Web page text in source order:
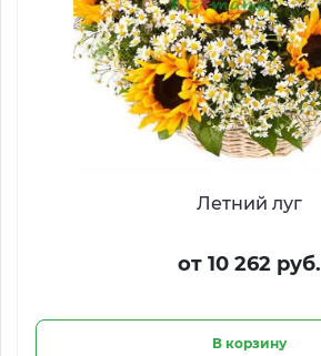
Летний луг
от 10 262 руб.
В корзину